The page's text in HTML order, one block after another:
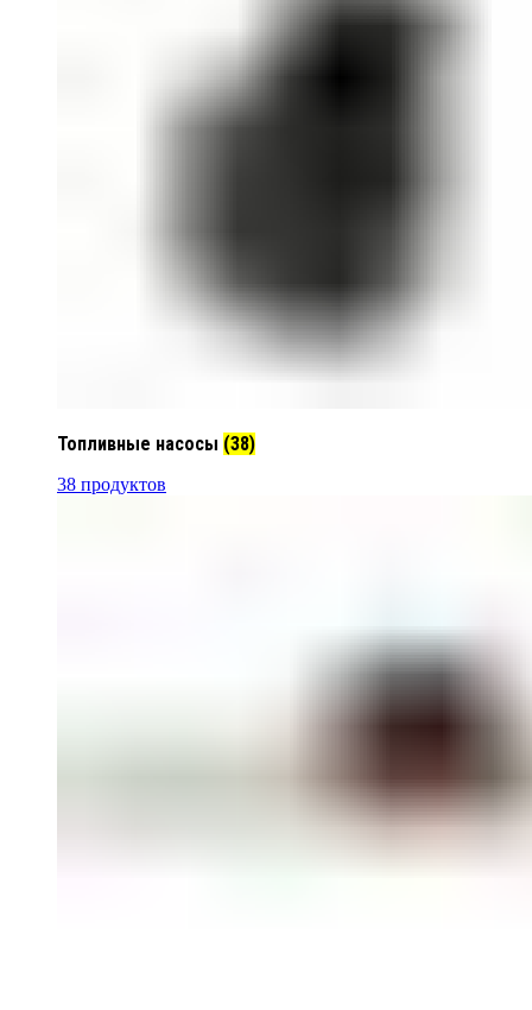
Топливные насосы (38)
38 продуктов